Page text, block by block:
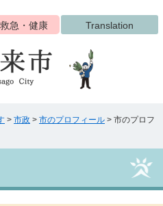
急・健康 Translation
> 市政 > 市のプロフィール > 市のプロフ